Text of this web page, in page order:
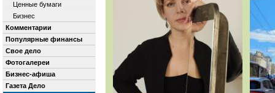
Ценные бумаги
Бизнес
Комментарии
Популярные финансы
Свое дело
Фотогалереи
Бизнес-афиша
Газета Дело